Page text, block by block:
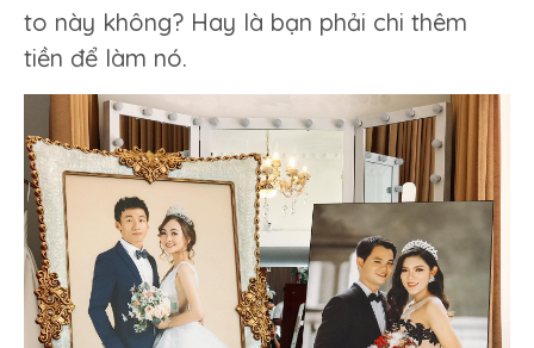
to này không? Hay là bạn phải chi thêm
tiền để làm nó.